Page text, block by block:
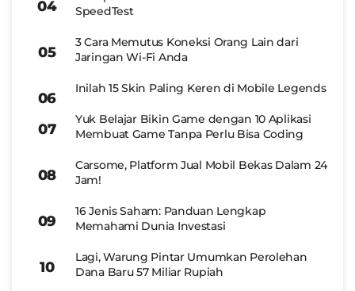
SpeedTest
3 Cara Memutus Koneksi Orang Lain dari
Jaringan Wi-Fi Anda
Inilah 15 Skin Paling Keren di Mobile Legends
Yuk Belajar Bikin Game dengan 10 Aplikasi
Membuat Game Tanpa Perlu Bisa Coding
Carsome, Platform Jual Mobil Bekas Dalam 24
Jam!
16 Jenis Saham: Panduan Lengkap
Memahami Dunia Investasi
Lagi, Warung Pintar Umumkan Perolehan
Dana Baru 57 Miliar Rupiah